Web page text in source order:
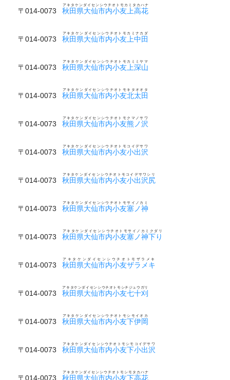
〒014-0073 秋田県大仙市内小友上高花
アキタケンダイセンシウチオトモカミタカハナ
〒014-0073 秋田県大仙市内小友上中田
アキタケンダイセンシウチオトモカミナカダ
〒014-0073 秋田県大仙市内小友上深山
アキタケンダイセンシウチオトモカミミヤマ
〒014-0073 秋田県大仙市内小友北太田
アキタケンダイセンシウチオトモキタオオタ
〒014-0073 秋田県大仙市内小友熊ノ沢
アキタケンダイセンシウチオトモクマノサワ
〒014-0073 秋田県大仙市内小友小出沢
アキタケンダイセンシウチオトモコイデサワ
〒014-0073 秋田県大仙市内小友小出沢尻
アキタケンダイセンシウチオトモコイデサワシリ
〒014-0073 秋田県大仙市内小友塞ノ神
アキタケンダイセンシウチオトモサイノカミ
〒014-0073 秋田県大仙市内小友塞ノ神下り
アキタケンダイセンシウチオトモサイノカミクダリ
〒014-0073 秋田県大仙市内小友ザラメキ
アキタケンダイセンシウチオトモザラメキ
〒014-0073 秋田県大仙市内小友七十刈
アキタケンダイセンシウチオトモシチジュウガリ
〒014-0073 秋田県大仙市内小友下伊岡
アキタケンダイセンシウチオトモシモイオカ
〒014-0073 秋田県大仙市内小友下小出沢
アキタケンダイセンシウチオトモシモコイデサワ
〒014-0073 秋田県大仙市内小友下高花
アキタケンダイセンシウチオトモシモタカハナ